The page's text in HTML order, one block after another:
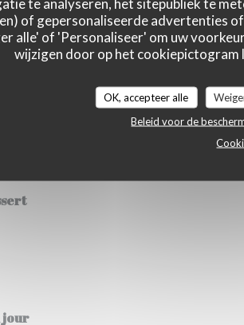
of gepersonaliseerde advertenties
alle' of 'Personaliseer' om uw
wijzigen door op het cookiepictogram
OK, accepteer alle
Beleid voor de
+ Dessert
jour